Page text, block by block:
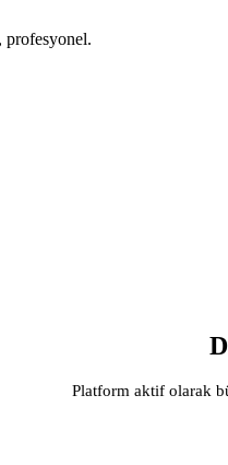
profesyonel.
Platform aktif olarak